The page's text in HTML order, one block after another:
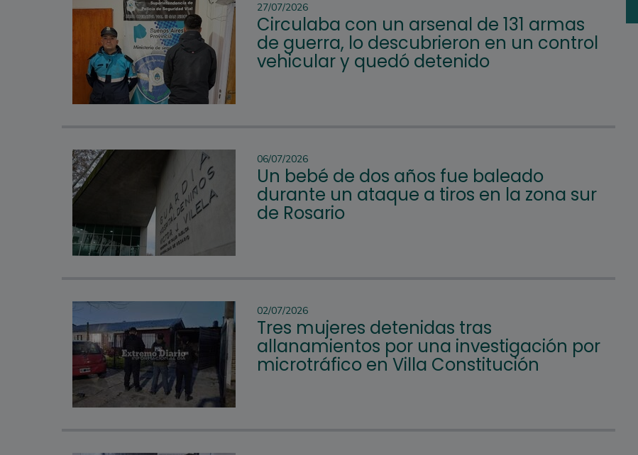
27/07/2026
Circulaba con un arsenal de 131 armas
de guerra, lo descubrieron en un control
vehicular y quedó detenido
06/07/2026
Un bebé de dos años fue baleado
durante un ataque a tiros en la zona sur
de Rosario
02/07/2026
Tres mujeres detenidas tras
allanamientos por una investigación por
microtráfico en Villa Constitución